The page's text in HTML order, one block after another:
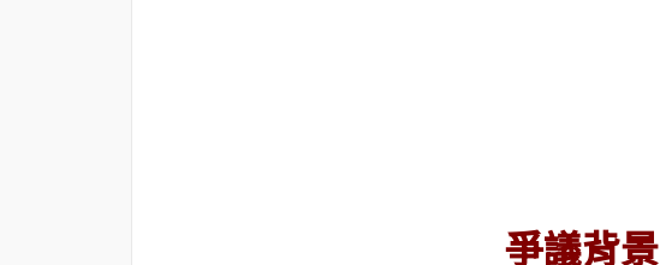
爭議背景